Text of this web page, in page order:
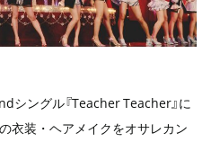
シングル『Teacher Teacher』に
衣装・ヘアメイクをオサレカン